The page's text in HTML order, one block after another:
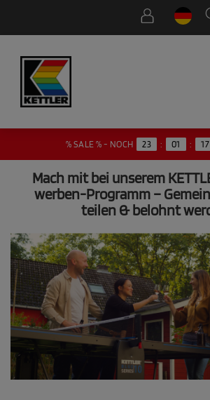
Mach mit bei unserem
werben-Programm –
teilen & belohnt
% SALE % - NOCH 23 : 01 : 17